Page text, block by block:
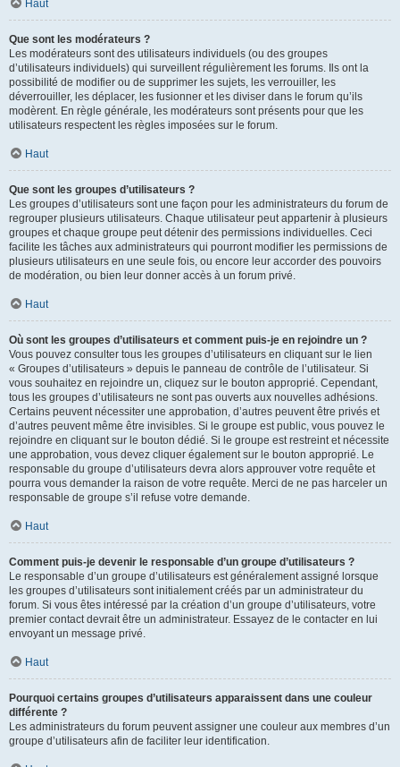
Haut
Que sont les modérateurs ?
Les modérateurs sont des utilisateurs individuels (ou des groupes
d’utilisateurs individuels) qui surveillent régulièrement les forums. Ils ont la
possibilité de modifier ou de supprimer les sujets, les verrouiller, les
déverrouiller, les déplacer, les fusionner et les diviser dans le forum qu’ils
modèrent. En règle générale, les modérateurs sont présents pour que les
utilisateurs respectent les règles imposées sur le forum.
Haut
Que sont les groupes d’utilisateurs ?
Les groupes d’utilisateurs sont une façon pour les administrateurs du forum de
regrouper plusieurs utilisateurs. Chaque utilisateur peut appartenir à plusieurs
groupes et chaque groupe peut détenir des permissions individuelles. Ceci
facilite les tâches aux administrateurs qui pourront modifier les permissions de
plusieurs utilisateurs en une seule fois, ou encore leur accorder des pouvoirs
de modération, ou bien leur donner accès à un forum privé.
Haut
Où sont les groupes d’utilisateurs et comment puis-je en rejoindre un ?
Vous pouvez consulter tous les groupes d’utilisateurs en cliquant sur le lien
« Groupes d’utilisateurs » depuis le panneau de contrôle de l’utilisateur. Si
vous souhaitez en rejoindre un, cliquez sur le bouton approprié. Cependant,
tous les groupes d’utilisateurs ne sont pas ouverts aux nouvelles adhésions.
Certains peuvent nécessiter une approbation, d’autres peuvent être privés et
d’autres peuvent même être invisibles. Si le groupe est public, vous pouvez le
rejoindre en cliquant sur le bouton dédié. Si le groupe est restreint et nécessite
une approbation, vous devez cliquer également sur le bouton approprié. Le
responsable du groupe d’utilisateurs devra alors approuver votre requête et
pourra vous demander la raison de votre requête. Merci de ne pas harceler un
responsable de groupe s’il refuse votre demande.
Haut
Comment puis-je devenir le responsable d’un groupe d’utilisateurs ?
Le responsable d’un groupe d’utilisateurs est généralement assigné lorsque
les groupes d’utilisateurs sont initialement créés par un administrateur du
forum. Si vous êtes intéressé par la création d’un groupe d’utilisateurs, votre
premier contact devrait être un administrateur. Essayez de le contacter en lui
envoyant un message privé.
Haut
Pourquoi certains groupes d’utilisateurs apparaissent dans une couleur
différente ?
Les administrateurs du forum peuvent assigner une couleur aux membres d’un
groupe d’utilisateurs afin de faciliter leur identification.